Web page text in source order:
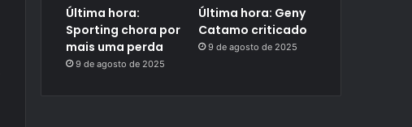
Última hora:
Sporting chora por
mais uma perda
9 de agosto de 2025
Última hora: Geny
Catamo criticado
9 de agosto de 2025